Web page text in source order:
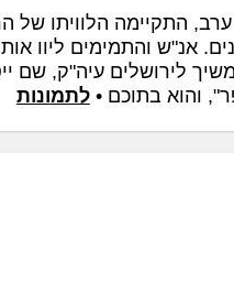
התקיימה הלוויתו של
והוא בן 94 שנים. אנ"ש
ומשם המשיך לירושלים עיה"ק,
והוא בתוכם •לתמונות